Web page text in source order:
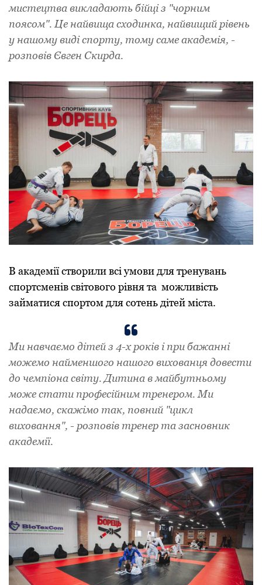
мистецтва викладають бійці з "чорним
поясом". Це найвища сходинка, найвищий рівень
у нашому виді спорту, тому саме академія, -
розповів Євген Скирда.
В академії створили всі умови для тренувань
спортсменів світового рівня та можливість
займатися спортом для сотень дітей міста.
Ми навчаємо дітей з 4-х років і при бажанні
можемо найменшого нашого вихованця довести
до чемпіона світу. Дитина в майбутньому
може стати професійним тренером. Ми
надаємо, скажімо так, повний "цикл
виховання", - розповів тренер та засновник
академії.